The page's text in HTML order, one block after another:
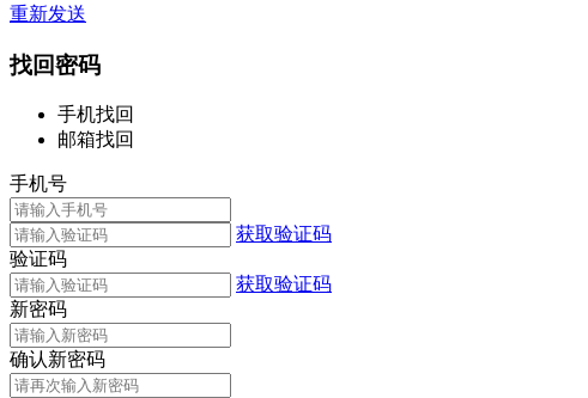
重新发送
找回密码
手机找回
邮箱找回
手机号
获取验证码
验证码
获取验证码
新密码
确认新密码